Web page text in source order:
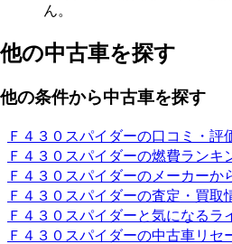
ん。
他の中古車を探す
他の条件から中古車を探す
Ｆ４３０スパイダーの口コミ・評
Ｆ４３０スパイダーの燃費ランキ
Ｆ４３０スパイダーのメーカーか
Ｆ４３０スパイダーの査定・買取
Ｆ４３０スパイダーと気になるラ
Ｆ４３０スパイダーの中古車リセ